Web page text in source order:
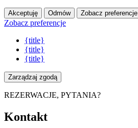
Akceptuję Odmów Zobacz preferencje
Zobacz preferencje
{title}
{title}
{title}
Zarządzaj zgodą
REZERWACJE, PYTANIA?
Kontakt